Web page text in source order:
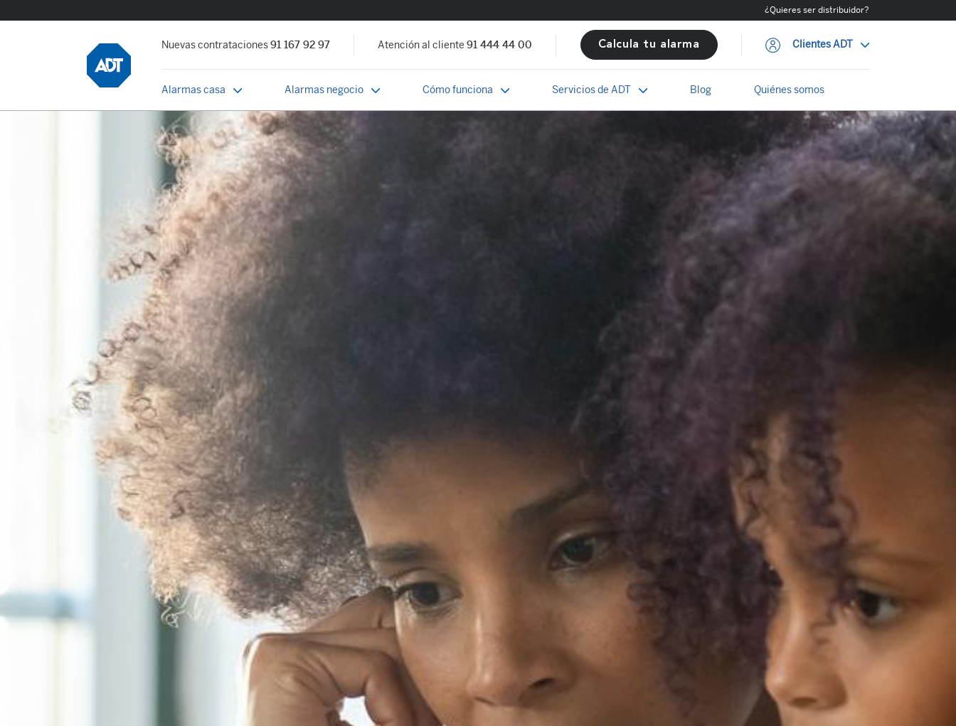
¿Quieres ser distribuidor?
Nuevas contrataciones91 167 92 97 Atención al cliente91 444 44 00 Calcula tu alarma Clientes ADT
Alarmas casa Alarmas negocio Cómo funciona Servicios de ADT Blog Quiénes somos